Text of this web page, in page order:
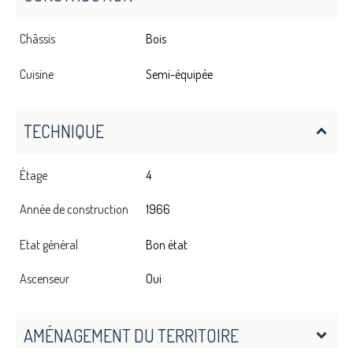
Châssis Bois
Cuisine Semi-équipée
TECHNIQUE
Étage 4
Année de construction 1966
Etat général Bon état
Ascenseur Oui
AMÉNAGEMENT DU TERRITOIRE